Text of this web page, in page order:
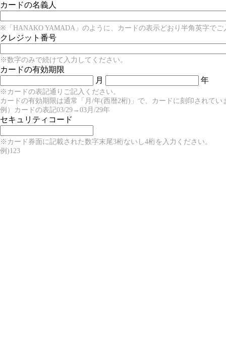
カードの名義人
※「HANAKO YAMADA」のように、カードの表示どおり半角英字でご
クレジット番号
※数字のみで続けて入力してください。
カードの有効期限
月
年
※カードの表記通りご記入ください。
カードの有効期限は通常「月/年(西暦2桁)」で、カードに刻印されてい
例）カードの表記03/29→03月/29年
セキュリティコード
※カード券面に記載された数字末尾3桁ないし4桁を入力ください。
例)123